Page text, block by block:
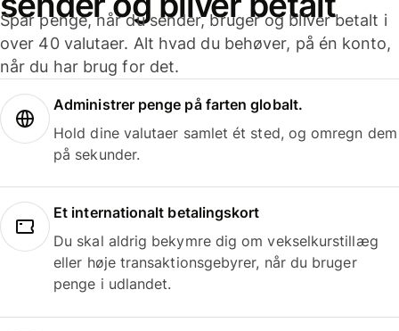
Spar penge, når du sender, bruger og bliver betalt i
over 40 valutaer. Alt hvad du behøver, på én konto,
når du har brug for det.
Administrer penge på farten globalt.
Hold dine valutaer samlet ét sted, og omregn dem
på sekunder.
Et internationalt betalingskort
Du skal aldrig bekymre dig om vekselkurstillæg
eller høje transaktionsgebyrer, når du bruger
penge i udlandet.